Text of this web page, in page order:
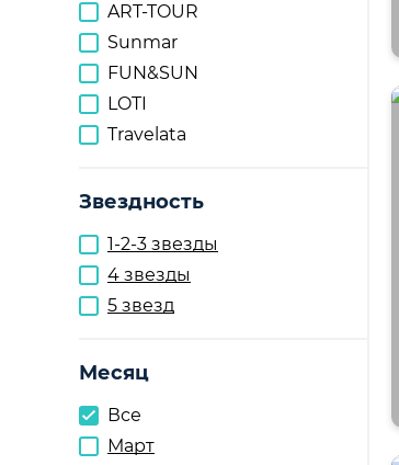
ART-TOUR
Sunmar
FUN&SUN
LOTI
Travelata
Звездность
1-2-3 звезды
4 звезды
5 звезд
Месяц
Все
Март